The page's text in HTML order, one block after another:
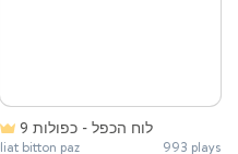
לוח הכפל - כפולות 9
liat bitton paz 993 plays